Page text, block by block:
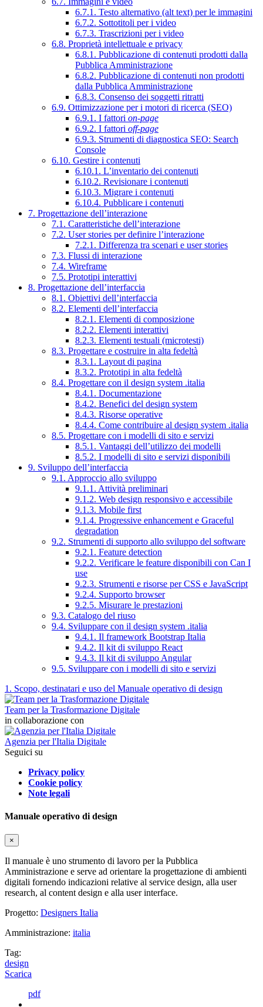
6.7.1. Testo alternativo (alt text) per le immagini
6.7.2. Sottotitoli per i video
6.7.3. Trascrizioni per i video
6.8. Proprietà intellettuale e privacy
6.8.1. Pubblicazione di contenuti prodotti dalla
Pubblica Amministrazione
6.8.2. Pubblicazione di contenuti non prodotti
dalla Pubblica Amministrazione
6.8.3. Consenso dei soggetti ritratti
6.9. Ottimizzazione per i motori di ricerca (SEO)
6.9.1. I fattori on-page
6.9.2. I fattori off-page
6.9.3. Strumenti di diagnostica SEO: Search
Console
6.10. Gestire i contenuti
6.10.1. L’inventario dei contenuti
6.10.2. Revisionare i contenuti
6.10.3. Migrare i contenuti
6.10.4. Pubblicare i contenuti
7. Progettazione dell’interazione
7.1. Caratteristiche dell’interazione
7.2. User stories per definire l’interazione
7.2.1. Differenza tra scenari e user stories
7.3. Flussi di interazione
7.4. Wireframe
7.5. Prototipi interattivi
8. Progettazione dell’interfaccia
8.1. Obiettivi dell’interfaccia
8.2. Elementi dell’interfaccia
8.2.1. Elementi di composizione
8.2.2. Elementi interattivi
8.2.3. Elementi testuali (microtesti)
8.3. Progettare e costruire in alta fedeltà
8.3.1. Layout di pagina
8.3.2. Prototipi in alta fedeltà
8.4. Progettare con il design system .italia
8.4.1. Documentazione
8.4.2. Benefici del design system
8.4.3. Risorse operative
8.4.4. Come contribuire al design system .italia
8.5. Progettare con i modelli di sito e servizi
8.5.1. Vantaggi dell’utilizzo dei modelli
8.5.2. I modelli di sito e servizi disponibili
9. Sviluppo dell’interfaccia
9.1. Approccio allo sviluppo
9.1.1. Attività preliminari
9.1.2. Web design responsivo e accessibile
9.1.3. Mobile first
9.1.4. Progressive enhancement e Graceful
degradation
9.2. Strumenti di supporto allo sviluppo del software
9.2.1. Feature detection
9.2.2. Verificare le feature disponibili con Can I
use
9.2.3. Strumenti e risorse per CSS e JavaScript
9.2.4. Supporto browser
9.2.5. Misurare le prestazioni
9.3. Catalogo del riuso
9.4. Sviluppare con il design system .italia
9.4.1. Il framework Bootstrap Italia
9.4.2. Il kit di sviluppo React
9.4.3. Il kit di sviluppo Angular
9.5. Sviluppare con i modelli di sito e servizi
1. Scopo, destinatari e uso del Manuale operativo di design
Team per la Trasformazione Digitale
in collaborazione con
Agenzia per l'Italia Digitale
Seguici su
Privacy policy
Cookie policy
Note legali
Manuale operativo di design
×
Il manuale è uno strumento di lavoro per la Pubblica
Amministrazione e serve ad orientare la progettazione di ambienti
digitali fornendo indicazioni relative al service design, alla user
research, al content design e alla user interface.
Progetto: Designers Italia
Amministrazione: italia
Tag:
design
Scarica
pdf